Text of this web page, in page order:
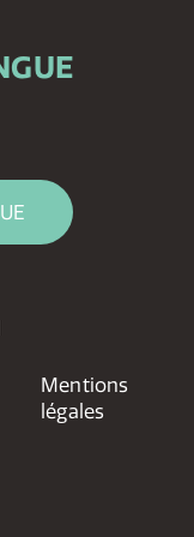
Mentions
légales